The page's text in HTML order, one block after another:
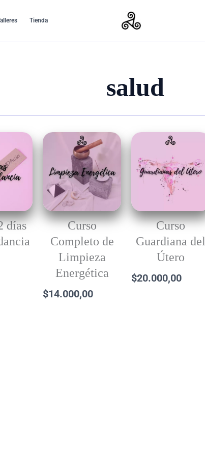
Tienda
salud
días
Curso
Completo de
Limpieza
Energética
$14.000,00
Curso
Guardiana del
Útero
$20.000,00